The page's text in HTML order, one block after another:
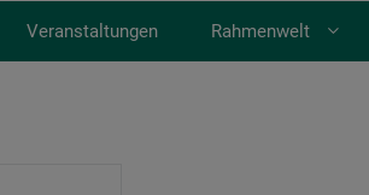
Veranstaltungen Rahmenwelt